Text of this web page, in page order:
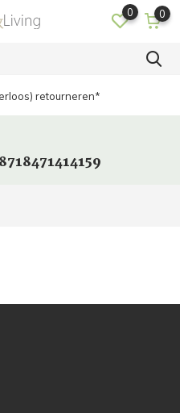
0 0
retourneren*